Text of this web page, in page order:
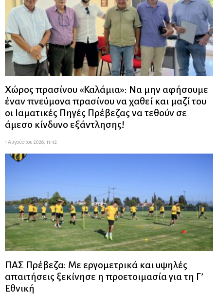
Χώρος πρασίνου «Καλάμια»: Να μην αφήσουμε
έναν πνεύμονα πρασίνου να χαθεί και μαζί του
οι Ιαματικές Πηγές Πρέβεζας να τεθούν σε
άμεσο κίνδυνο εξάντλησης!
1 Αυγούστου 2026, 11:42
ΠΑΣ Πρέβεζα: Με εργομετρικά και υψηλές
απαιτήσεις ξεκίνησε η προετοιμασία για τη Γ’
Εθνική